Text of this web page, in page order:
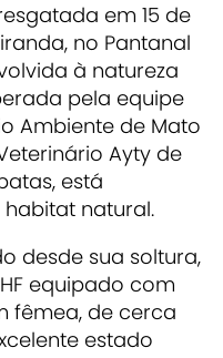
em 15 de
no Pantanal
à natureza
pela equipe
Ambiente de Mato
Ayty de
está
natural.
desde sua soltura,
equipado com
fêmea, de cerca
estado